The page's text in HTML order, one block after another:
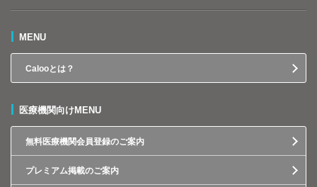
MENU
Calooとは？
医療機関向けMENU
無料医療機関会員登録のご案内
プレミアム掲載のご案内